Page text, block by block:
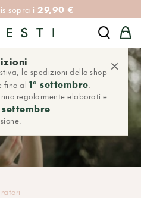
sopra i29,90 €
le spedizioni dello shop
fino al 1° settembre.
regolarmente elaborati e
.
×